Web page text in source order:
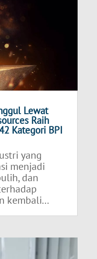
Lewat
Raih
Kategori BPI
yang
menjadi
dan
kembali...